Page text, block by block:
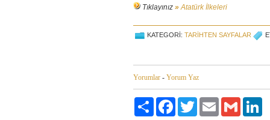
Tıklayınız » Atatürk İlkeleri
KATEGORI: TARIHTEN SAYFALAR
Yorumlar - Yorum Yaz
Paylaş FacebookTwitter Email Gmail